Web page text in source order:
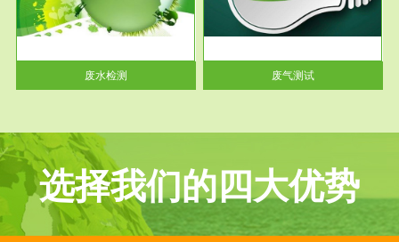
废水检测
检测范围工业废气检测包括有机
废气和无机废气。有机废气主要
包括...
废气测试
选择我们的四大优势